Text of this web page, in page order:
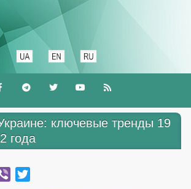
ключевые тренды 19
года
Viber